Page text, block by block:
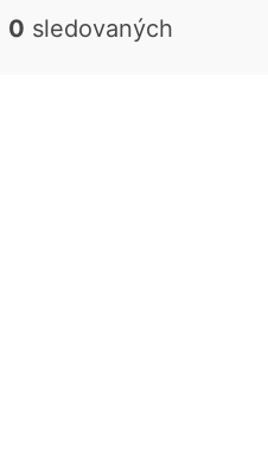
0 sledovaných